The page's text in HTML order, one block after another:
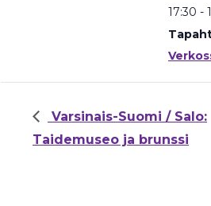
17:30 -
Varsinais-Suomi / Salo:
Taidemuseo ja brunssi